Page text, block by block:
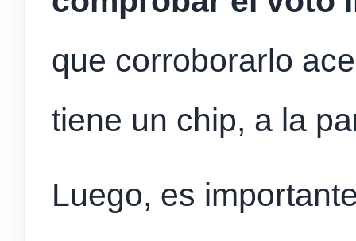
que corroborarlo
tiene un chip, a la
Luego, es